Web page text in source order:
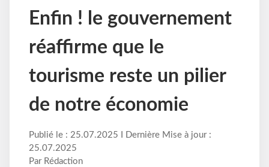
Enfin ! le gouvernement
réaffirme que le
tourisme reste un pilier
de notre économie
Publié le : 25.07.2025 I Dernière Mise à jour :
25.07.2025
Par Rédaction